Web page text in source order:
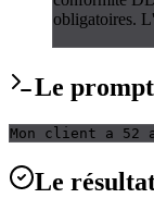
obligatoires.
Le prompt
Mon client a 52
Le